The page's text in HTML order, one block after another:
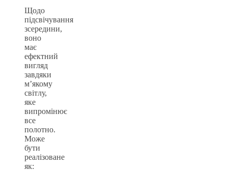
Щодо
підсвічування
зсередини,
воно
має
ефектний
вигляд
завдяки
м’якому
світлу,
яке
випромінює
все
полотно.
Може
бути
реалізоване
як: